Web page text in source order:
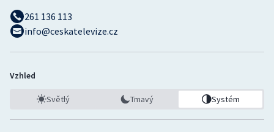
261 136 113
info@ceskatelevize.cz
Vzhled
Světlý Tmavý Systém